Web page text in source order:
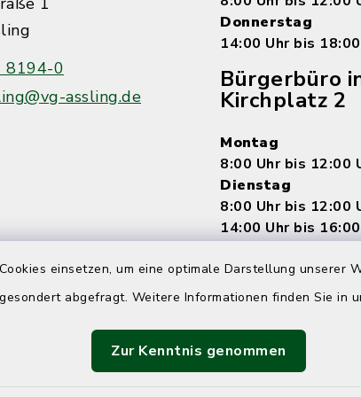
einsetzen, um eine optimale Darstellung unserer
abgefragt. Weitere Informationen finden Sie in
Zur Kenntnis genommen
8194-0
assling.de
Donnerstag
14:00 Uhr bis
Bürgerbüro
Kirchplatz 2
Montag
8:00 Uhr bis 12:00
Dienstag
8:00 Uhr bis 12:00
14:00 Uhr bis
7:15 Uhr bis 12:00
Donnerstag
14:00 bis 18:00 Uhr
Freitag
8:00 Uhr bis 12:00